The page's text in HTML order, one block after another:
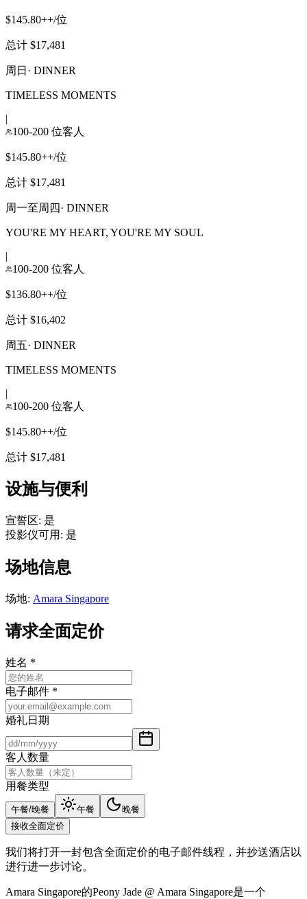
$145.80++/位
总计 $17,481
周日 · DINNER
TIMELESS MOMENTS
|
100-200 位客人
$145.80++/位
总计 $17,481
周一至周四· DINNER
YOU'RE MY HEART, YOU'RE MY SOUL
|
100-200 位客人
$136.80++/位
总计 $16,402
周五· DINNER
TIMELESS MOMENTS
|
100-200 位客人
$145.80++/位
总计 $17,481
设施与便利
宣誓区: 是
投影仪可用 : 是
场地信息
场地: Amara Singapore
请求全面定价
姓名 *
电子邮件 *
婚礼日期
客人数量
用餐类型
午餐/晚餐 午餐
晚餐
接收全面定价
我们将打开一封包含全面定价的电子邮件线程，并抄送酒店以
进行进一步讨论。
Amara Singapore的Peony Jade @ Amara Singapore是一个